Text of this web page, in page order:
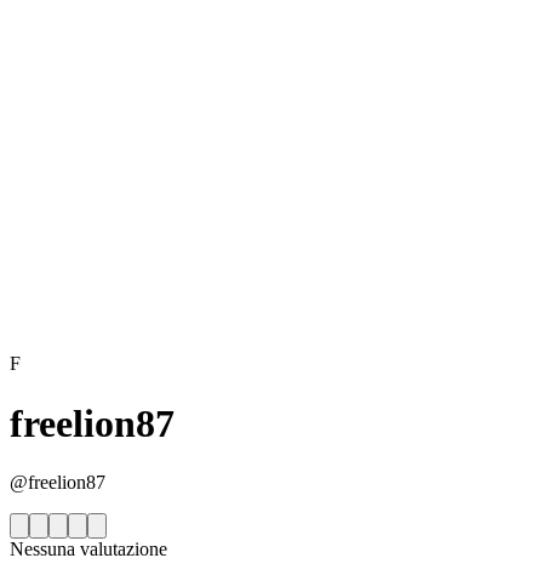
F
freelion87
@freelion87
Nessuna valutazione